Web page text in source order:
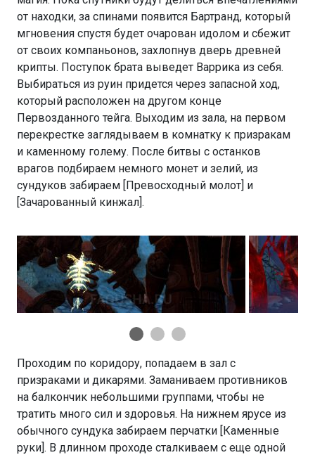
от находки, за спинами появится Бартранд, который
мгновения спустя будет очарован идолом и сбежит
от своих компаньонов, захлопнув дверь древней
крипты. Поступок брата выведет Варрика из себя.
Выбираться из руин придется через запасной ход,
который расположен на другом конце
Первозданного тейга. Выходим из зала, на первом
перекрестке заглядываем в комнатку к призракам
и каменному голему. После битвы с останков
врагов подбираем немного монет и зелий, из
сундуков забираем [Превосходный молот] и
[Зачарованный кинжал].
Проходим по коридору, попадаем в зал с
призраками и дикарями. Заманиваем противников
на балкончик небольшими группами, чтобы не
тратить много сил и здоровья. На нижнем ярусе из
обычного сундука забираем перчатки [Каменные
руки]. В длинном проходе сталкиваем с еще одной